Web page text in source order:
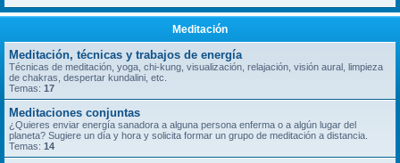
Meditación
Meditación, técnicas y trabajos de energía
Técnicas de meditación, yoga, chi-kung, visualización, relajación, visión aural, limpieza
de chakras, despertar kundalini, etc.
Temas: 17
Meditaciones conjuntas
¿Quieres enviar energía sanadora a alguna persona enferma o a algún lugar del
planeta? Sugiere un día y hora y solicita formar un grupo de meditación a distancia.
Temas: 14